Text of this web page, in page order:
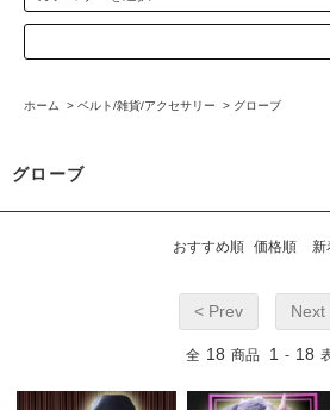
ホーム > ベルト/雑貨/アクセサリー > グローブ
グローブ
おすすめ順 価格順 新
< Prev Next
全 18 商品 1 - 18